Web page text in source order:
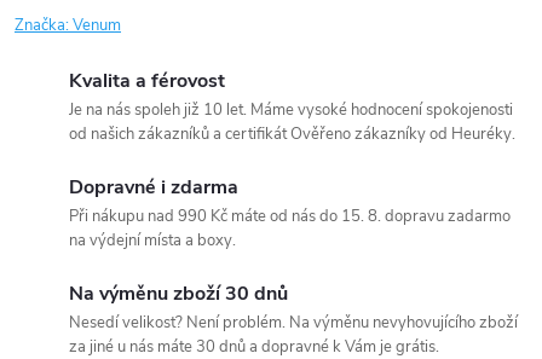
Značka:Venum
Kvalita a férovost
Je na nás spoleh již 10 let. Máme vysoké hodnocení spokojenosti
od našich zákazníků a certifikát Ověřeno zákazníky od Heuréky.
Dopravné i zdarma
Při nákupu nad 990 Kč máte od nás do 15. 8. dopravu zadarmo
na výdejní místa a boxy.
Na výměnu zboží 30 dnů
Nesedí velikost? Není problém. Na výměnu nevyhovujícího zboží
za jiné u nás máte 30 dnů a dopravné k Vám je grátis.